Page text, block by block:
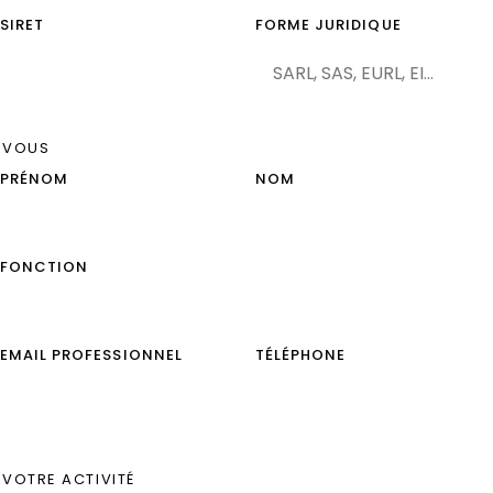
SIRET FORME JURIDIQUE
VOUS
PRÉNOM
NOM
FONCTION
EMAIL PROFESSIONNEL TÉLÉPHONE
VOTRE ACTIVITÉ